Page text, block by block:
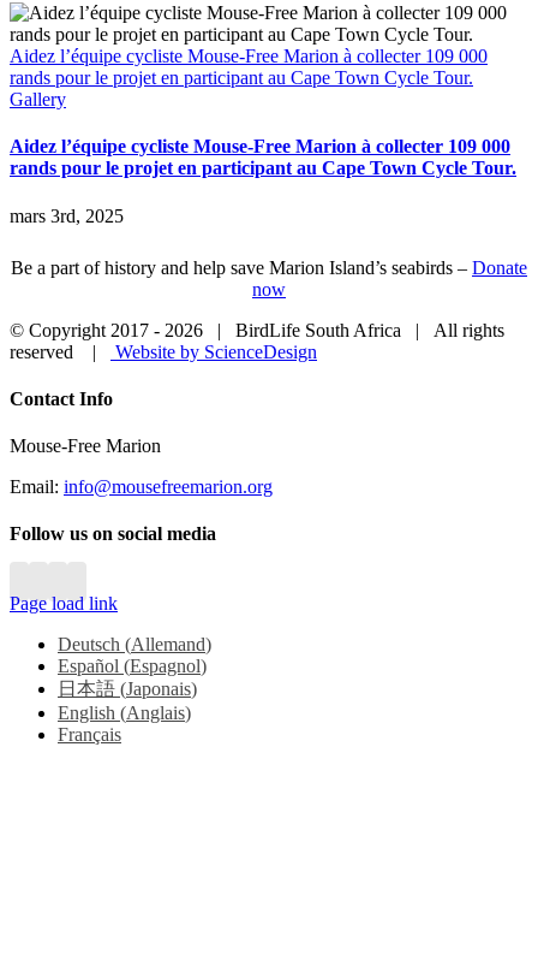
Aidez l’équipe cycliste Mouse-Free Marion à collecter 109 000
rands pour le projet en participant au Cape Town Cycle Tour.
Gallery
Aidez l’équipe cycliste Mouse-Free Marion à collecter 109 000
rands pour le projet en participant au Cape Town Cycle Tour.
mars 3rd, 2025
Be a part of history and help save Marion Island’s seabirds – Donate
now
© Copyright 2017 - 2026 | BirdLife South Africa | All rights
reserved |
Website by ScienceDesign
Close
Bar
Contact Info
Mouse-Free Marion
Email: info@mousefreemarion.org
Follow us on social media
Page load link
Deutsch (Allemand)
Español (Espagnol)
日本語 (Japonais)
English (Anglais)
Français